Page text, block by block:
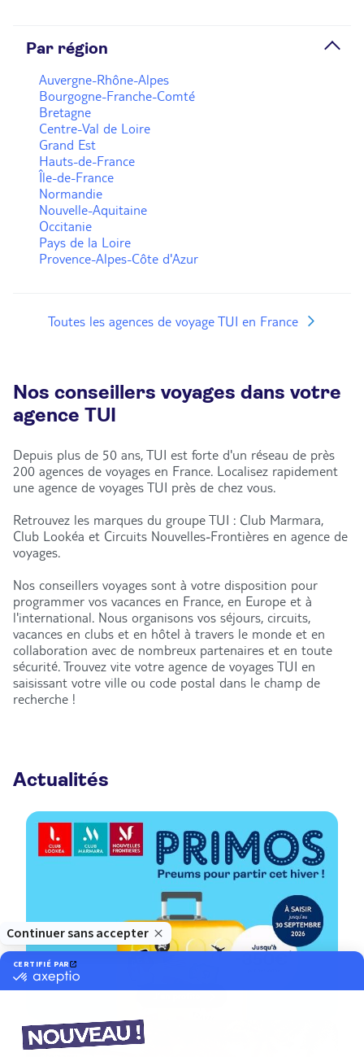
Par région
Auvergne-Rhône-Alpes
Bourgogne-Franche-Comté
Bretagne
Centre-Val de Loire
Grand Est
Hauts-de-France
Île-de-France
Normandie
Nouvelle-Aquitaine
Occitanie
Pays de la Loire
Provence-Alpes-Côte d'Azur
Toutes les agences de voyage TUI en France
Nos conseillers voyages dans votre
agence TUI
Depuis plus de 50 ans, TUI est forte d'un réseau de près
200 agences de voyages en France. Localisez rapidement
une agence de voyages TUI près de chez vous.
Retrouvez les marques du groupe TUI : Club Marmara,
Club Lookéa et Circuits Nouvelles-Frontières en agence de
voyages.
Nos conseillers voyages sont à votre disposition pour
programmer vos vacances en France, en Europe et à
l'international. Nous organisons vos séjours, circuits,
vacances en clubs et en hôtel à travers le monde et en
collaboration avec de nombreux partenaires et en toute
sécurité. Trouvez vite votre agence de voyages TUI en
saisissant votre ville ou code postal dans le champ de
recherche !
Actualités